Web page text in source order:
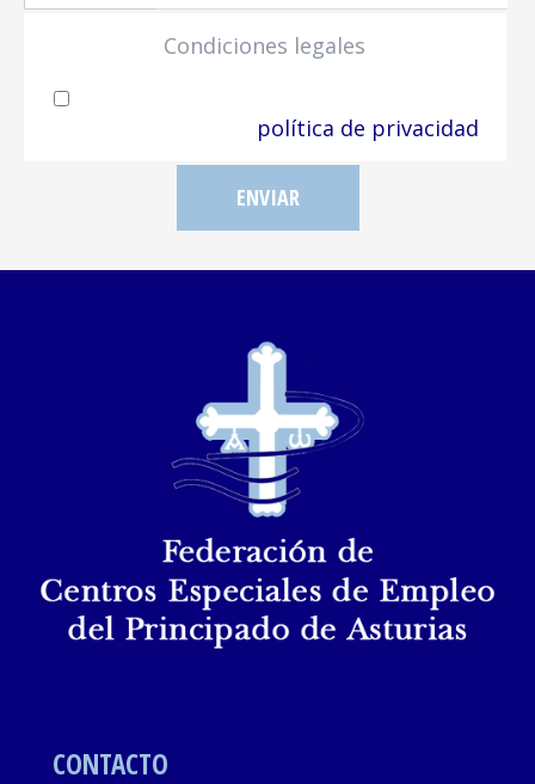
Condiciones legales
He leído y acepto el tratamiento de los
política de privacidad
ENVIAR
CONTACTO